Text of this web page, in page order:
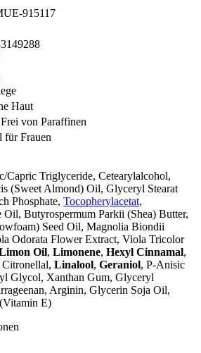
915117
Haut
von Paraffinen
für Frauen
Capric Triglyceride, Cetearylalcohol,
(Sweet Almond) Oil, Glyceryl Stearat
Phosphate, Tocopherylacetat,
Oil, Butyrospermum Parkii (Shea) Butter,
Seed Oil, Magnolia Biondii
Odorata Flower Extract, Viola Tricolor
Oil, Limonene, Hexyl Cinnamal,
Citronellal, Linalool, Geraniol, P-Anisic
Glycol, Xanthan Gum, Glyceryl
Arginin, Glycerin Soja Oil,
E)